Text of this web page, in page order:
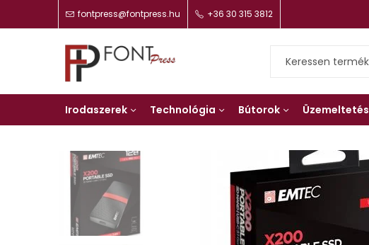
fontpress@fontpress.hu +36 30 315 3812
Irodaszerek Technológia Bútorok Üzemeltetés